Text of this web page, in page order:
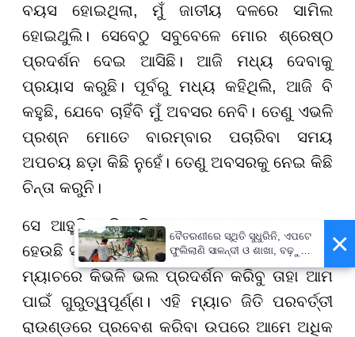
ବୟସ ହୋଇଥିଲା, ମୁଁ ଜାତୀୟ ଦଳରେ ସାମିଲ
ହୋଇଥୁଲି। ସେବେଠୁ ସବୁବେଳେ ମୋର ଶ୍ରେଷ୍ଠ
ପ୍ରଦର୍ଶନ ଦେଇ ଆସିଛି। ଆଜି ମଧ୍ୟ ଦେବାକୁ
ପ୍ରୟାସ କରୁଛି। ପୂର୍ବରୁ ମଧ୍ୟ କହିଥିଲି, ଆଜି ବି
କହୁଛି, ଯେବେ ଚାହିଁବି ମୁଁ ଅବସର ନେବି। ତେଣୁ ଏଭଳି
ପ୍ରଶ୍ନ ମୋତେ ବାରମ୍ବାର ପଚାରିବା ସମୟ
ଅପଚୟ ଛଡ଼ା କିଛି ନୁହେଁ। ତେଣୁ ଅବସରକୁ ନେଇ କିଛି
ଚିନ୍ତା କରୁନି।
ସେ ଆହୁରି କହିଛନ୍ତି ଯେ, ଏବେ ଆମର ଫୋକସ
ହେଉଛି ସ୍ପେନ ବିପକ୍ଷ ମ୍ୟାଚ ଉପରେ। ଆମେ ଏହି
ମ୍ୟାଚରେ କିଭଳି ଭଲ ପ୍ରଦର୍ଶନ କରିବୁ ତାହା ଆମ
ପାଇଁ ଗୁରୁତ୍ୱପୂର୍ଣ୍ଣ। ଏହି ମ୍ୟାଚ ଜିତି ପରବର୍ତ୍ତୀ
ରାଉଣ୍ଡରେ ପ୍ରବେଶ କରିବା ଉପରେ ଆମେ ଅଧିକ
×
ବୈତରଣୀରେ ସ୍ଥିତି ସୁଧୁରିନି, ଏପଟେ
ଫୁଲିଲାଣି ସାଳନ୍ଦୀ ଓ ଶାଖା, ବଢ଼ୁଛି
ବନ୍ୟା ଭୟ